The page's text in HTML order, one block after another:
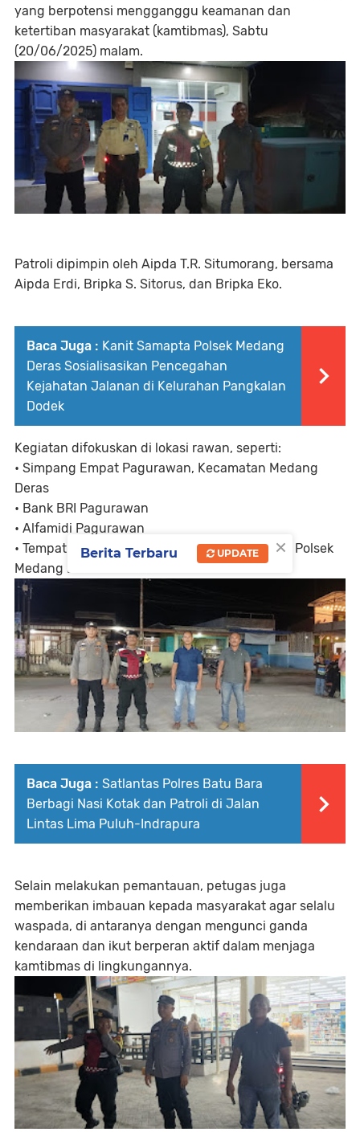
yang berpotensi mengganggu keamanan dan
ketertiban masyarakat (kamtibmas), Sabtu
(20/06/2025) malam.
Patroli dipimpin oleh Aipda T.R. Situmorang, bersama
Aipda Erdi, Bripka S. Sitorus, dan Bripka Eko.
Baca Juga : Kanit Samapta Polsek Medang
Deras Sosialisasikan Pencegahan
Kejahatan Jalanan di Kelurahan Pangkalan
Dodek
Kegiatan difokuskan di lokasi rawan, seperti:
• Simpang Empat Pagurawan, Kecamatan Medang
Deras
• Bank BRI Pagurawan
• Alfamidi Pagurawan
• Tempat-tempat keramaian di wilayah hukum Polsek
Medang Deras
Baca Juga : Satlantas Polres Batu Bara
Berbagi Nasi Kotak dan Patroli di Jalan
Lintas Lima Puluh-Indrapura
Selain melakukan pemantauan, petugas juga
memberikan imbauan kepada masyarakat agar selalu
waspada, di antaranya dengan mengunci ganda
kendaraan dan ikut berperan aktif dalam menjaga
kamtibmas di lingkungannya.
×
Berita Terbaru UPDATE